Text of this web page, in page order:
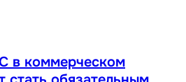
в коммерческом